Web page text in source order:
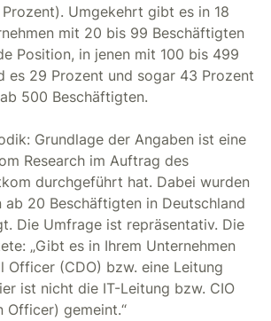
Umgekehrt gibt es in 18
mit 20 bis 99 Beschäftigten
Position, in jenen mit 100 bis 499
es 29 Prozent und sogar 43 Prozent
500 Beschäftigten.
Grundlage der Angaben ist eine
Research im Auftrag des
durchgeführt hat. Dabei wurden
ab 20 Beschäftigten in Deutschland
Die Umfrage ist repräsentativ. Die
„Gibt es in Ihrem Unternehmen
Officer (CDO) bzw. eine Leitung
ist nicht die IT-Leitung bzw. CIO
Officer) gemeint.“